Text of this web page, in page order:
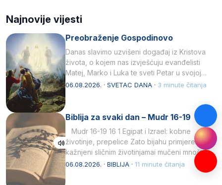
Najnovije vijesti
Preobraženje Gospodinovo
Danas slavimo uzvišeni događaj iz Kristova
života, o kojem nas izvješćuju evanđelisti
Matej, Marko i Luka te sveti Petar u svojoj
drugoj…
06.08.2026. · SVETAC DANA · 3 minute čitanja
Biblija za svaki dan – Mudr 16-19
Mudr 16-19 16 1 Egipat i Izrael: kobne
životinje, prepelice Zato bijahu primjereno
kažnjeni sličnim životinjamai mučeni mnoštvom
kukaca.2 A narod…
06.08.2026. · BIBLIJA · 11 minute čitanja